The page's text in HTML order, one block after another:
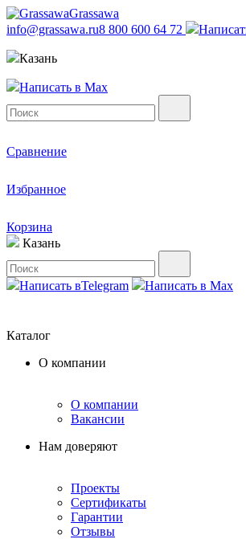
Grassawa
info@grassawa.ru8 800 600 64 72
Казань
Написать в Max
Сравнение
Избранное
Корзина
Казань
Написать вTelegram Написать в Max
Каталог
О компании
О компании
Вакансии
Нам доверяют
Проекты
Сертификаты
Гарантии
Отзывы